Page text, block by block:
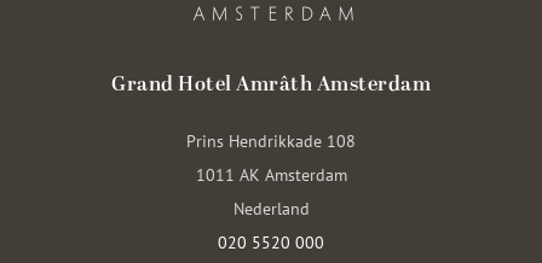
Grand Hotel Amrâth Amsterdam
Prins Hendrikkade 108
1011 AK Amsterdam
Nederland
020 5520 000